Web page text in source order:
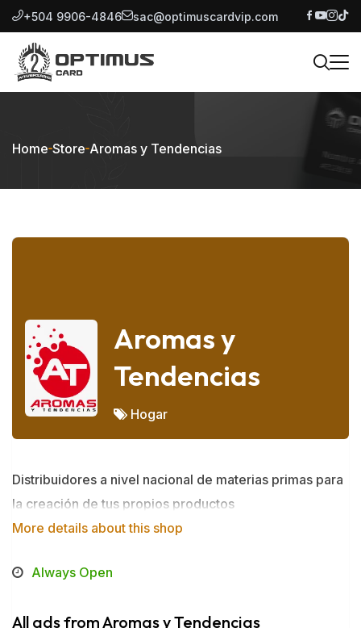
+504 9906-4846 sac@optimuscardvip.com
Home Store Aromas y Tendencias
Aromas y
Tendencias
Hogar
Distribuidores a nivel nacional de materias primas para
la creación de tus propios productos
More details about this shop
Always Open
All ads from Aromas y Tendencias